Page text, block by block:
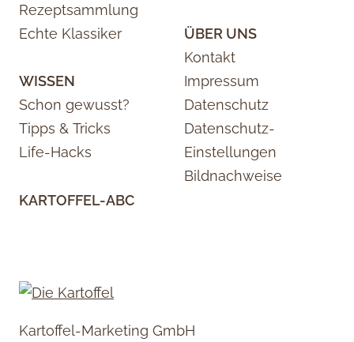
Rezeptsammlung
Echte Klassiker
WISSEN
Schon gewusst?
Tipps & Tricks
Life-Hacks
KARTOFFEL-ABC
ÜBER UNS
Kontakt
Impressum
Datenschutz
Datenschutz-
Einstellungen
Bildnachweise
Kartoffel-Marketing GmbH